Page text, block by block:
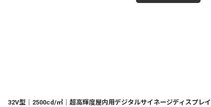
32V型｜2500cd/㎡｜超高輝度屋内用デジタルサイネージディスプレイ